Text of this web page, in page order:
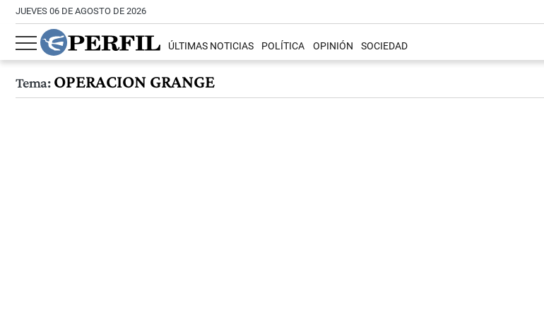
JUEVES 06 DE AGOSTO DE 2026
ÚLTIMAS NOTICIAS POLÍTICA OPINIÓN SOCIEDAD
Tema:OPERACION GRANGE